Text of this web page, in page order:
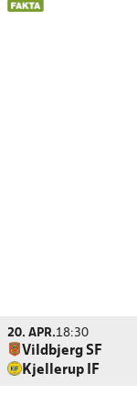
20. APR.18:30
Vildbjerg SF
Kjellerup IF